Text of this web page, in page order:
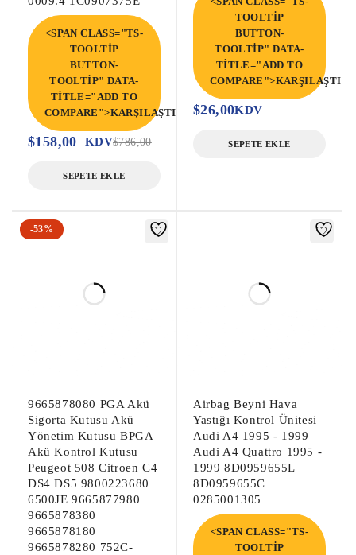
<SPAN CLASS="TS-
TOOLTIP
BUTTON-
TOOLTIP" DATA-
TITLE="ADD TO
COMPARE">KARŞILAŞTIR</SPAN>
$786,00
$158,00 KDV
SEPETE EKLE
TOOLTIP
BUTTON-
TOOLTIP" DATA-
TITLE="ADD TO
$26,00KDV
SEPETE EKLE
-53%
9665878080 PGA Akü
Sigorta Kutusu Akü
Yönetim Kutusu BPGA
Akü Kontrol Kutusu
Peugeot 508 Citroen C4
DS4 DS5 9800223680
6500JE 9665877980
9665878380
9665878180
9665878280 752C-
Airbag Beyni Hava
Yastığı Kontrol Ünitesi
Audi A4 1995 - 1999
Audi A4 Quattro 1995 -
1999 8D0959655L
8D0959655C
0285001305
<SPAN CLASS="TS-
TOOLTIP